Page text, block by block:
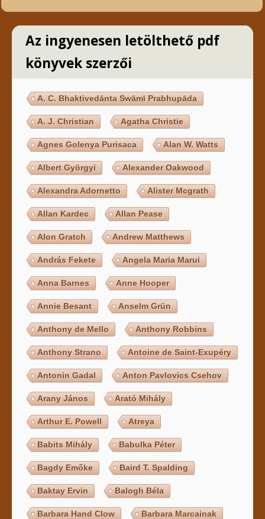
Az ingyenesen letölthető pdf
könyvek szerzői
A. C. Bhaktivedānta Swāmī Prabhupāda
A. J. Christian Agatha Christie
Agnes Golenya Purisaca Alan W. Watts
Albert Györgyi Alexander Oakwood
Alexandra Adornetto Alister Mcgrath
Allan Kardec Allan Pease
Alon Gratch Andrew Matthews
András Fekete Angela Maria Marui
Anna Barnes Anne Hooper
Annie Besant Anselm Grün
Anthony de Mello Anthony Robbins
Anthony Strano Antoine de Saint-Exupéry
Antonin Gadal Anton Pavlovics Csehov
Arany János Arató Mihály
Arthur E. Powell Atreya
Babits Mihály Babulka Péter
Bagdy Emőke Baird T. Spalding
Baktay Ervin Balogh Béla
Barbara Hand Clow Barbara Marcainak